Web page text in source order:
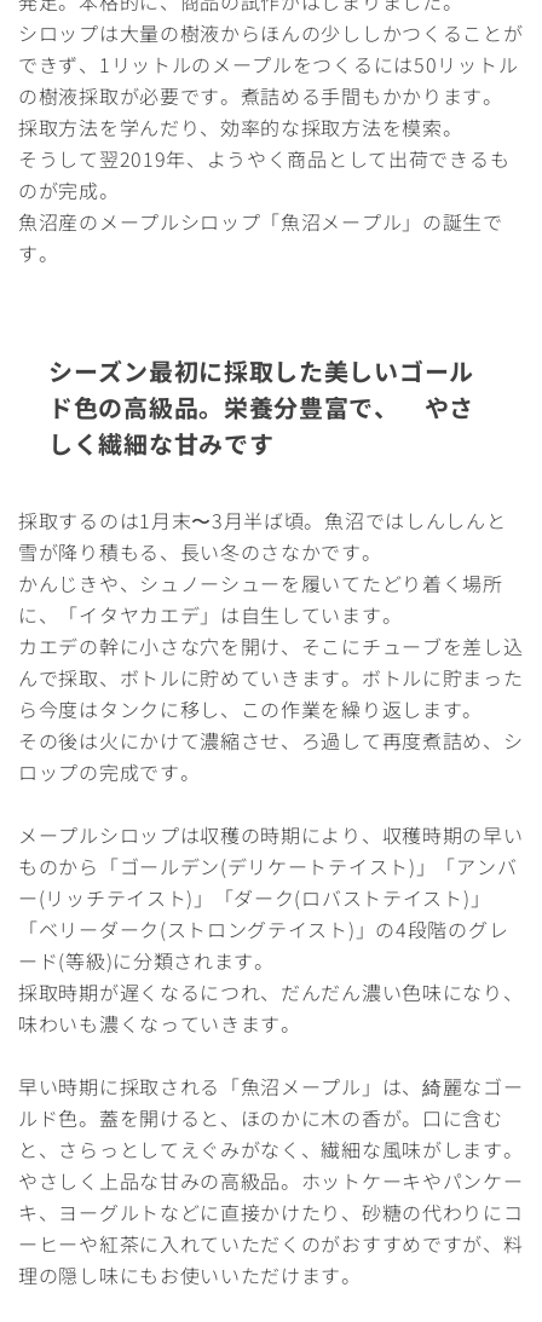
シロップは大量の樹液からほんの少ししかつくることが
できず、1リットルのメープルをつくるには50リットル
の樹液採取が必要です。煮詰める手間もかかります。
採取方法を学んだり、効率的な採取方法を模索。
そうして翌2019年、ようやく商品として出荷できるも
のが完成。
魚沼産のメープルシロップ「魚沼メープル」の誕生で
す。
シーズン最初に採取した美しいゴール
ド色の高級品。栄養分豊富で、 やさ
しく繊細な甘みです
採取するのは1月末〜3月半ば頃。魚沼ではしんしんと
雪が降り積もる、長い冬のさなかです。
かんじきや、シュノーシューを履いてたどり着く場所
に、「イタヤカエデ」は自生しています。
カエデの幹に小さな穴を開け、そこにチューブを差し込
んで採取、ボトルに貯めていきます。ボトルに貯まった
ら今度はタンクに移し、この作業を繰り返します。
その後は火にかけて濃縮させ、ろ過して再度煮詰め、シ
ロップの完成です。
メープルシロップは収穫の時期により、収穫時期の早い
ものから「ゴールデン(デリケートテイスト)」「アンバ
ー(リッチテイスト)」「ダーク(ロバストテイスト)」
「ベリーダーク(ストロングテイスト)」の4段階のグレ
ード(等級)に分類されます。
採取時期が遅くなるにつれ、だんだん濃い色味になり、
味わいも濃くなっていきます。
早い時期に採取される「魚沼メープル」は、綺麗なゴー
ルド色。蓋を開けると、ほのかに木の香が。口に含む
と、さらっとしてえぐみがなく、繊細な風味がします。
やさしく上品な甘みの高級品。ホットケーキやパンケー
キ、ヨーグルトなどに直接かけたり、砂糖の代わりにコ
ーヒーや紅茶に入れていただくのがおすすめですが、料
理の隠し味にもお使いいただけます。